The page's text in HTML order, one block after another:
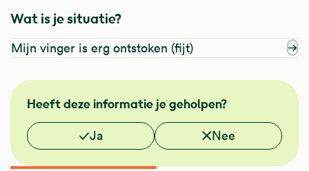
Wat is je situatie?
Mijn vinger is erg ontstoken (fijt)
NHG
Heeft deze informatie je geholpen?
Vond je deze informatie nuttig?
Ja Nee